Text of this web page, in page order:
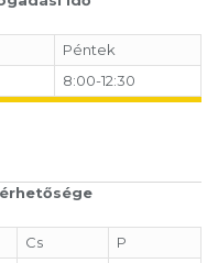
Péntek
8:00-12:30
Cs
P